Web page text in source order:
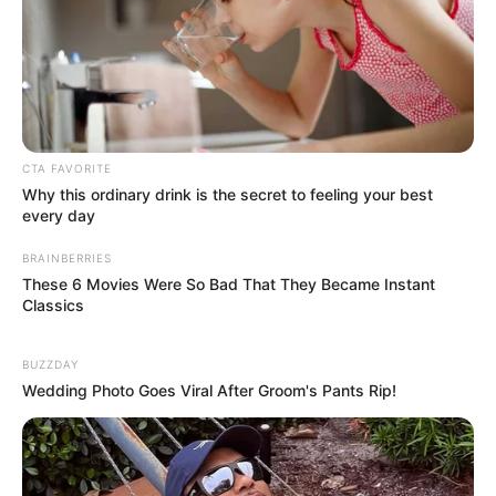
deve se transformar em uma cobrança emocional.
Essa frase mistura manipulação emocional e culpa. Segundo a
psicóloga de Harvard Courtney S. Warren, ela pode ser um
exemplo de gaslighting — uma estratégia usada para invalidar as
preocupações de alguém, “fazendo-as parecer irracionais”, como
CTA FAVORITE
Why this ordinary drink is the secret to feeling your best
every day
BRAINBERRIES
These 6 Movies Were So Bad That They Became Instant
Classics
BUZZDAY
Wedding Photo Goes Viral After Groom's Pants Rip!